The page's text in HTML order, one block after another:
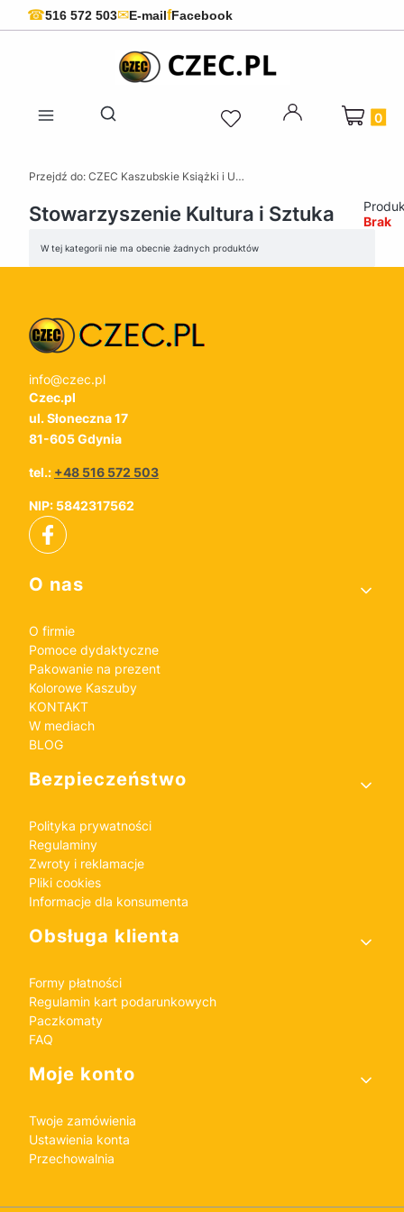
☎516 572 503✉E-mailfFacebook
Otwórz wyszukiwarkę
Produkty
Przejdź do: CZEC Kaszubskie Książki i Upominki - Pamiątki z Kaszub
Stowarzyszenie Kultura i Sztuka
Brak
Lista produktów
W tej kategorii nie ma obecnie żadnych produktów
info@czec.pl
Czec.pl
ul. Słoneczna 17
81-605 Gdynia
tel.: +48 516 572 503
NIP: 5842317562
Linki w stopce
O nas
O firmie
Pomoce dydaktyczne
Pakowanie na prezent
Kolorowe Kaszuby
KONTAKT
W mediach
BLOG
Bezpieczeństwo
Polityka prywatności
Regulaminy
Zwroty i reklamacje
Pliki cookies
Informacje dla konsumenta
Obsługa klienta
Formy płatności
Regulamin kart podarunkowych
Paczkomaty
FAQ
Moje konto
Twoje zamówienia
Ustawienia konta
Przechowalnia